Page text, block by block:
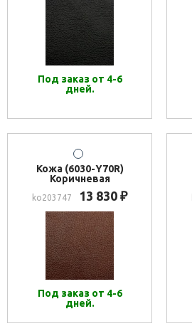
Под заказ от 4-6
дней.
Кожа (6030-Y70R)
Коричневая
ko203747 13 830 ₽
Под заказ от 4-6
дней.